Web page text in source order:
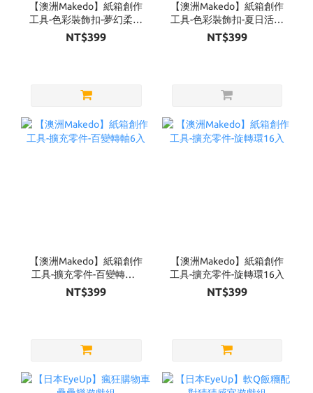
【澳洲Makedo】紙箱創作
工具-色彩裝飾扣-夢幻柔彩
36入
NT$399
【澳洲Makedo】紙箱創作
工具-色彩裝飾扣-夏日活力
36入
NT$399
【澳洲Makedo】紙箱創作
工具-擴充零件-百變轉軸6
入
NT$399
【澳洲Makedo】紙箱創作
工具-擴充零件-旋轉環16入
NT$399